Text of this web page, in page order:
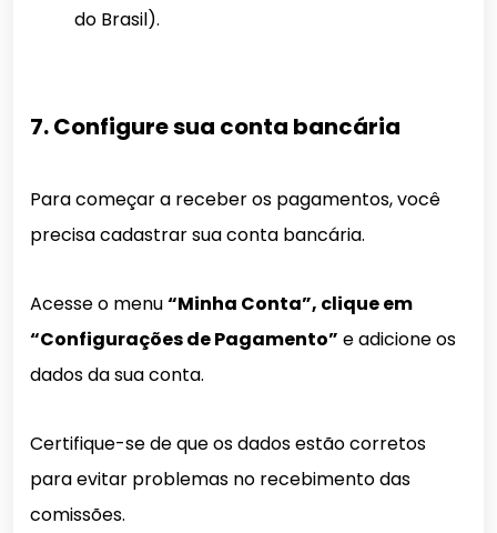
do Brasil).
7. Configure sua conta bancária
Para começar a receber os pagamentos, você
precisa cadastrar sua conta bancária.
Acesse o menu“Minha Conta”, clique em
“Configurações de Pagamento” e adicione os
dados da sua conta.
Certifique-se de que os dados estão corretos
para evitar problemas no recebimento das
comissões.